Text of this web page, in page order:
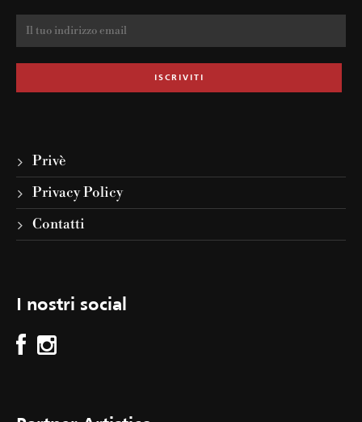
Privè
Privacy Policy
Contatti
I nostri social